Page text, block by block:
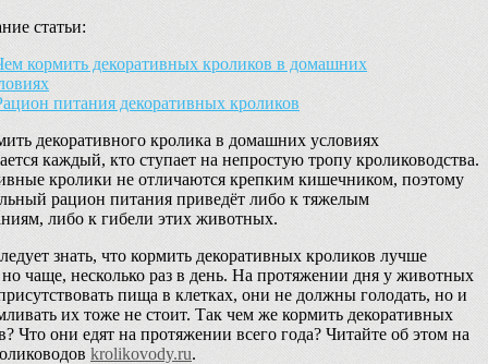
статьи:
кормить декоративных кроликов в домашних
питания декоративных кроликов
декоративного кролика в домашних условиях
каждый, кто ступает на непростую тропу кролиководства.
кролики не отличаются крепким кишечником, поэтому
рацион питания приведёт либо к тяжелым
либо к гибели этих животных.
знать, что кормить декоративных кроликов лучше
чаще, несколько раз в день. На протяжении дня у животных
пища в клетках, они не должны голодать, но и
их тоже не стоит. Так чем же кормить декоративных
Что они едят на протяжении всего года? Читайте об этом на
krolikovody.ru.